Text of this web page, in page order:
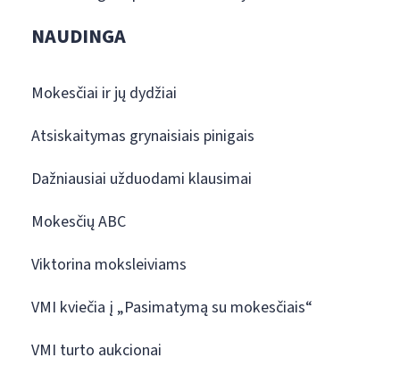
NAUDINGA
Mokesčiai ir jų dydžiai
Atsiskaitymas grynaisiais pinigais
Dažniausiai užduodami klausimai
Mokesčių ABC
Viktorina moksleiviams
VMI kviečia į „Pasimatymą su mokesčiais“
VMI turto aukcionai